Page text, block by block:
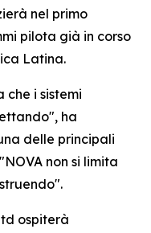
nel primo
pilota già in corso
Latina.
i sistemi
ha
delle principali
non si limita
ospiterà